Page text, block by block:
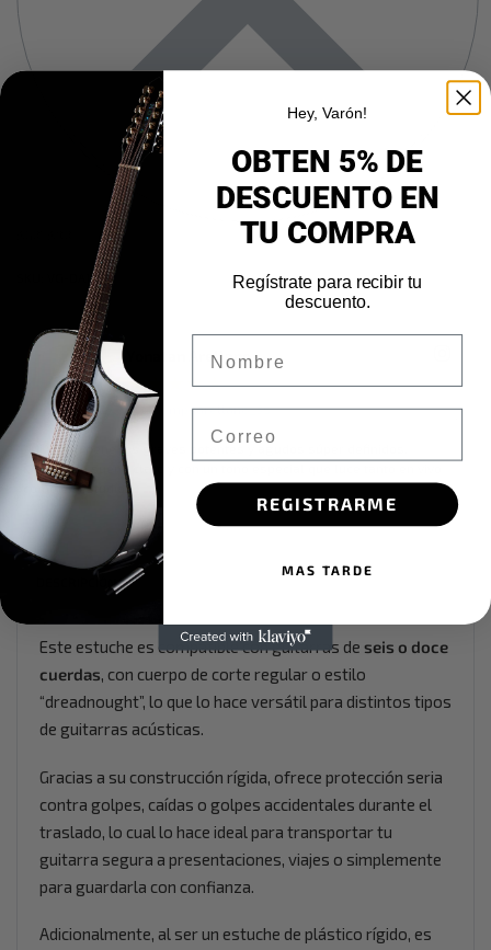
Yonatan Arellano
★★ ★★
@_elcompaarellano_3s
“Mi Varón tiene los graves potentes y agudos súper definidos.
Conectada suena claro y con un tono especial que luce tanto en vivo
como en estudio.”
DESCRIPCIÓN
Este estuche es compatible con guitarras de seis o doce
cuerdas, con cuerpo de corte regular o estilo
“dreadnought”, lo que lo hace versátil para distintos tipos
de guitarras acústicas.
Gracias a su construcción rígida, ofrece protección seria
contra golpes, caídas o golpes accidentales durante el
traslado, lo cual lo hace ideal para transportar tu
guitarra segura a presentaciones, viajes o simplemente
para guardarla con confianza.
Adicionalmente, al ser un estuche de plástico rígido, es
Hey, Varón!
OBTEN 5% DE
DESCUENTO EN
TU COMPRA
Regístrate para recibir tu
descuento.
REGISTRARME
MAS TARDE